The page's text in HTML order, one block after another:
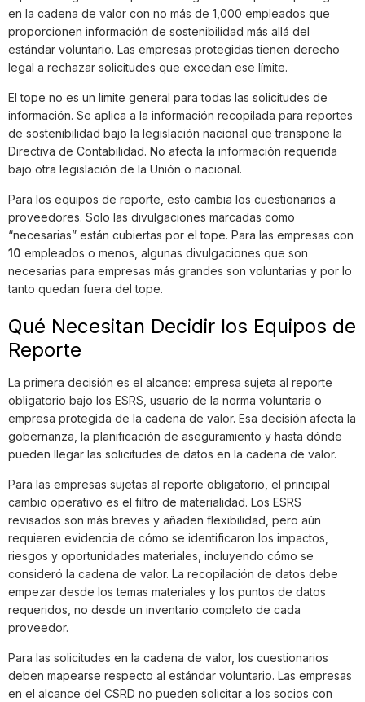
en la cadena de valor con no más de 1,000 empleados que
proporcionen información de sostenibilidad más allá del
estándar voluntario. Las empresas protegidas tienen derecho
legal a rechazar solicitudes que excedan ese límite.
El tope no es un límite general para todas las solicitudes de
información. Se aplica a la información recopilada para reportes
de sostenibilidad bajo la legislación nacional que transpone la
Directiva de Contabilidad. No afecta la información requerida
bajo otra legislación de la Unión o nacional.
Para los equipos de reporte, esto cambia los cuestionarios a
proveedores. Solo las divulgaciones marcadas como
“necesarias” están cubiertas por el tope. Para las empresas con
10 empleados o menos, algunas divulgaciones que son
necesarias para empresas más grandes son voluntarias y por lo
tanto quedan fuera del tope.
Qué Necesitan Decidir los Equipos de
Reporte
La primera decisión es el alcance: empresa sujeta al reporte
obligatorio bajo los ESRS, usuario de la norma voluntaria o
empresa protegida de la cadena de valor. Esa decisión afecta la
gobernanza, la planificación de aseguramiento y hasta dónde
pueden llegar las solicitudes de datos en la cadena de valor.
Para las empresas sujetas al reporte obligatorio, el principal
cambio operativo es el filtro de materialidad. Los ESRS
revisados son más breves y añaden flexibilidad, pero aún
requieren evidencia de cómo se identificaron los impactos,
riesgos y oportunidades materiales, incluyendo cómo se
consideró la cadena de valor. La recopilación de datos debe
empezar desde los temas materiales y los puntos de datos
requeridos, no desde un inventario completo de cada
proveedor.
Para las solicitudes en la cadena de valor, los cuestionarios
deben mapearse respecto al estándar voluntario. Las empresas
en el alcance del CSRD no pueden solicitar a los socios con